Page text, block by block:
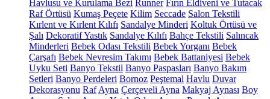
Havlusu ve Kurulama Bezi Runner Fırın Eldiveni ve Tutacak
Raf Örtüsü Kumaş Peçete Kilim Seccade Salon Tekstili
Kırlent ve Kırlent Kılıfı Sandalye Minderi Koltuk Örtüsü ve
Şalı Dekoratif Yastık Sandalye Kılıfı Bahçe Tekstili Salıncak
Minderleri Bebek Odası Tekstili Bebek Yorganı Bebek
Çarşafı Bebek Nevresim Takımı Bebek Battaniyesi Bebek
Uyku Seti Banyo Tekstil Banyo Paspasları Banyo Bakım
Setleri Banyo Perdeleri Bornoz Peştemal Havlu Duvar
Dekorasyonu Raf Ayna Çerçeveli Ayna Makyaj Aynası Boy